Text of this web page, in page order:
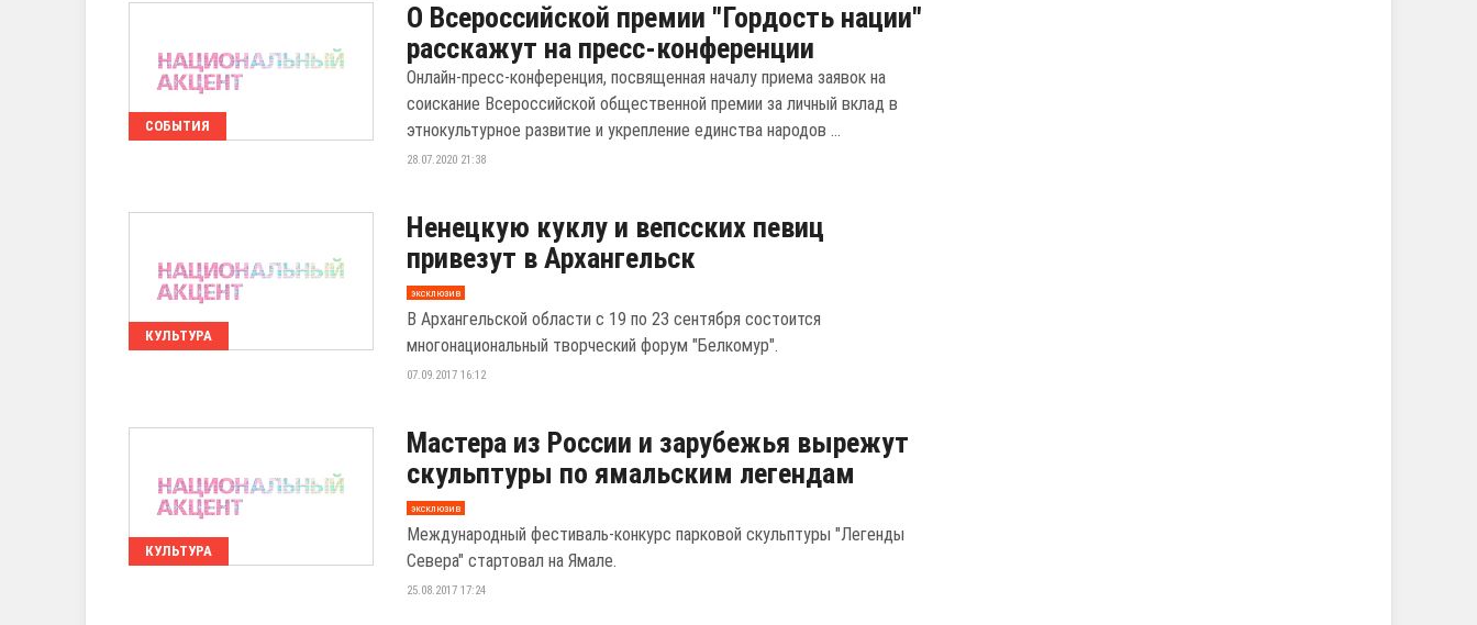
СОБЫТИЯ
О Всероссийской премии "Гордость нации"
расскажут на пресс-конференции
Онлайн-пресс-конференция, посвященная началу приема заявок на
соискание Всероссийской общественной премии за личный вклад в
этнокультурное развитие и укрепление единства народов ...
28.07.2020 21:38
КУЛЬТУРА
Ненецкую куклу и вепсских певиц
привезут в Архангельск
эксклюзив
В Архангельской области с 19 по 23 сентября состоится
многонациональный творческий форум "Белкомур".
07.09.2017 16:12
КУЛЬТУРА
Мастера из России и зарубежья вырежут
скульптуры по ямальским легендам
эксклюзив
Международный фестиваль-конкурс парковой скульптуры "Легенды
Севера" стартовал на Ямале.
25.08.2017 17:24